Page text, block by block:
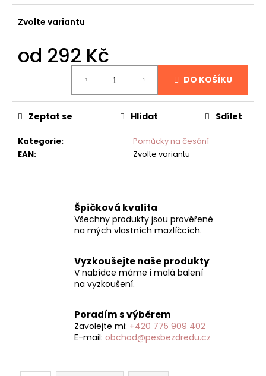
Zvolte variantu
od 292 Kč
DO KOŠÍKU
Kategorie:
Pomůcky na česání
EAN: Zvolte variantu
Zeptat se Hlídat Sdílet
Špičková kvalita
Všechny produkty jsou prověřené
na mých vlastních mazlíčcích.
Vyzkoušejte naše produkty
V nabídce máme i malá balení
na vyzkoušení.
Poradím s výběrem
Zavolejte mi: +420 775 909 402
E-mail: obchod@pesbezdredu.cz
ACTIVE
ROZČESÁVAČ
DISTRICANTE
SPRAY
95
Kč